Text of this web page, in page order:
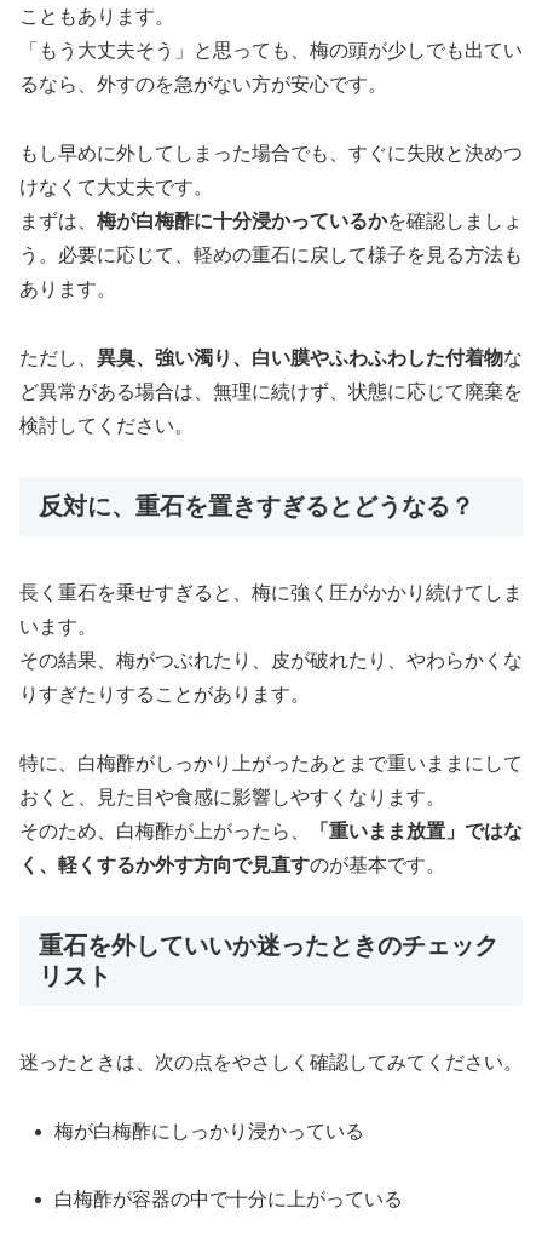
こともあります。
「もう大丈夫そう」と思っても、梅の頭が少しでも出てい
るなら、外すのを急がない方が安心です。
もし早めに外してしまった場合でも、すぐに失敗と決めつ
けなくて大丈夫です。
まずは、 梅が白梅酢に十分浸かっているかを確認しましょ
う。必要に応じて、軽めの重石に戻して様子を見る方法も
あります。
ただし、 異臭、強い濁り、白い膜やふわふわした付着物な
ど異常がある場合は、無理に続けず、状態に応じて廃棄を
検討してください。
反対に、重石を置きすぎるとどうなる？
長く重石を乗せすぎると、梅に強く圧がかかり続けてしま
います。
その結果、梅がつぶれたり、皮が破れたり、やわらかくな
りすぎたりすることがあります。
特に、白梅酢がしっかり上がったあとまで重いままにして
おくと、見た目や食感に影響しやすくなります。
そのため、白梅酢が上がったら、
「重いまま放置」ではな
く、軽くするか外す方向で見直すのが基本です。
重石を外していいか迷ったときのチェック
リスト
迷ったときは、次の点をやさしく確認してみてください。
梅が白梅酢にしっかり浸かっている
白梅酢が容器の中で十分に上がっている